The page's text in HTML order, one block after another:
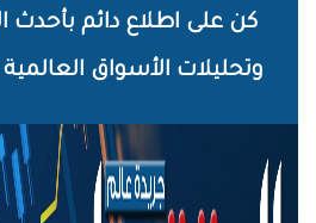
الرئيسي
كن على اطلاع دائم بأحدث
وتحليلات الأسواق